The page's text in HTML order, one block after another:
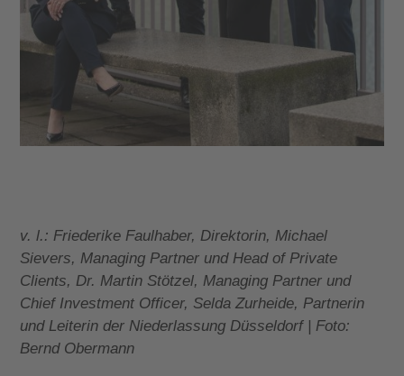
v. l.: Friederike Faulhaber, Direktorin, Michael
Sievers, Managing Partner und Head of Private
Clients, Dr. Martin Stötzel, Managing Partner und
Chief Investment Officer, Selda Zurheide, Partnerin
und Leiterin der Niederlassung Düsseldorf | Foto:
Bernd Obermann